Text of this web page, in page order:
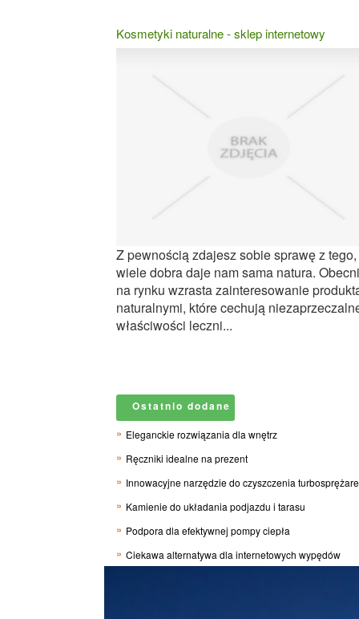
Kosmetyki naturalne - sklep internetowy
Z pewnością zdajesz sobie sprawę z
wiele dobra daje nam sama natura.
na rynku wzrasta zainteresowanie
naturalnymi, które cechują
właściwości leczni...
Ostatnio dodane
Eleganckie rozwiązania dla wnętrz
Ręczniki idealne na prezent
Innowacyjne narzędzie do czyszczenia
Kamienie do układania podjazdu i tarasu
Podpora dla efektywnej pompy ciepła
Ciekawa alternatywa dla internetowych wypędów